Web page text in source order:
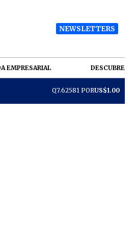
NEWSLETTERS
EMPRESARIAL DESCUBRE
Q7.62581 PORUS$1.00